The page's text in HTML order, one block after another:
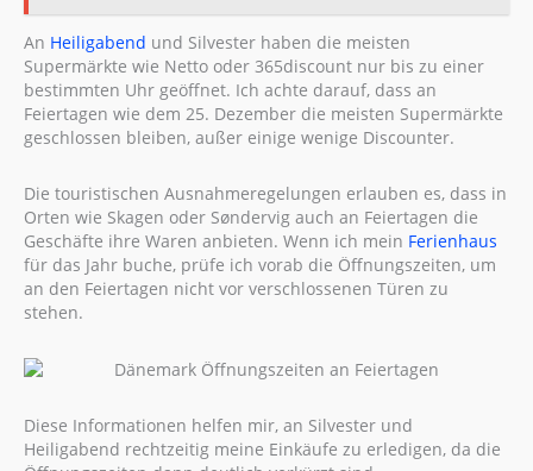
An Heiligabend und Silvester haben die meisten
Supermärkte wie Netto oder 365discount nur bis zu einer
bestimmten Uhr geöffnet. Ich achte darauf, dass an
Feiertagen wie dem 25. Dezember die meisten Supermärkte
geschlossen bleiben, außer einige wenige Discounter.
Die touristischen Ausnahmeregelungen erlauben es, dass in
Orten wie Skagen oder Søndervig auch an Feiertagen die
Geschäfte ihre Waren anbieten. Wenn ich mein Ferienhaus
für das Jahr buche, prüfe ich vorab die Öffnungszeiten, um
an den Feiertagen nicht vor verschlossenen Türen zu
stehen.
Diese Informationen helfen mir, an Silvester und
Heiligabend rechtzeitig meine Einkäufe zu erledigen, da die